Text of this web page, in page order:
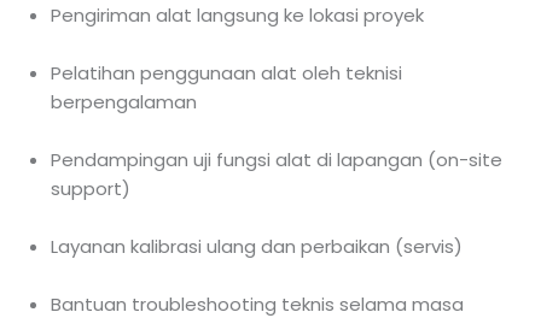
Pengiriman alat langsung ke lokasi proyek
Pelatihan penggunaan alat oleh teknisi
berpengalaman
Pendampingan uji fungsi alat di lapangan (on-site
support)
Layanan kalibrasi ulang dan perbaikan (servis)
Bantuan troubleshooting teknis selama masa